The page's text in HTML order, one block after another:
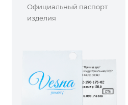
Официальный паспорт
изделия